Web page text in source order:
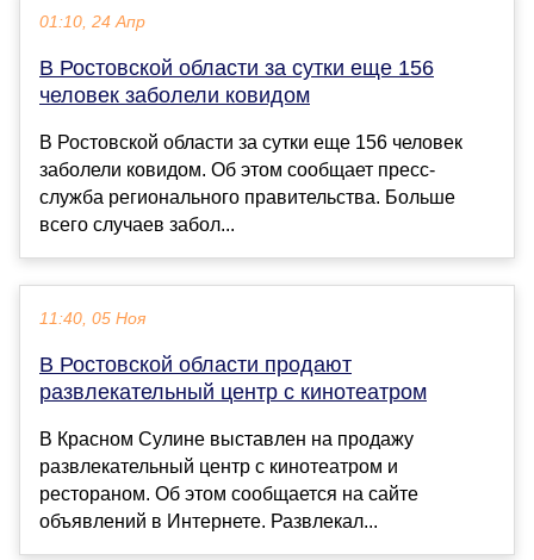
01:10, 24 Апр
В Ростовской области за сутки еще 156
человек заболели ковидом
В Ростовской области за сутки еще 156 человек
заболели ковидом. Об этом сообщает пресс-
служба регионального правительства. Больше
всего случаев забол...
11:40, 05 Ноя
В Ростовской области продают
развлекательный центр с кинотеатром
В Красном Сулине выставлен на продажу
развлекательный центр с кинотеатром и
рестораном. Об этом сообщается на сайте
объявлений в Интернете. Развлекал...